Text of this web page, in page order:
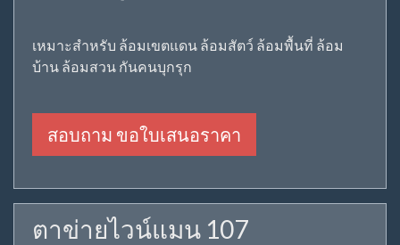
เหมาะสำหรับ ล้อมเขตแดน ล้อมสัตว์ ล้อมพื้นที่ ล้อม
บ้าน ล้อมสวน กันคนบุกรุก
สอบถาม ขอใบเสนอราคา
ตาข่ายไวน์แมน 107